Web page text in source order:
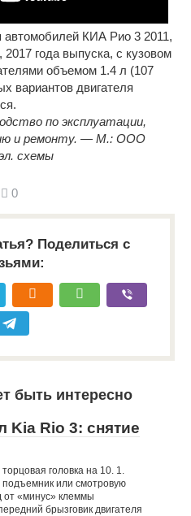
КИА Рио 3 2011,
2017 года выпуска, с кузовом
объемом 1.4 л (107
вариантов двигателя
по эксплуатации,
и ремонту. — М.: ООО
схемы
0
Поделиться с
быть интересно
Kia Rio 3: снятие
головка на 10. 1.
подъемник или смотровую
от «минус» клеммы
брызговик двигателя